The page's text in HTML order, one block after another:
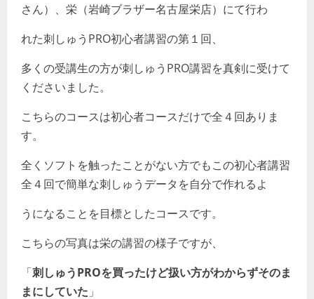
さん）、栄（岩崎ブラザー名古屋栄店）にて行わ
れた刺しゅうPRO初心者講習の第１回、
多くの受講生の方が刺しゅうPRO講習を真剣に受けて
くださいました。
こちらのコースは初心者コースだけで全４回ありま
す。
全くソフトを触ったことがない方でもこの初心者講習
全４回で簡単な刺しゅうデータを自分で作れるよ
うになることを目標としたコースです。
こちらの写真は栄の講習の様子ですが、
「刺しゅうPROを買ったけど扱い方がわからずそのま
まにしていた 」